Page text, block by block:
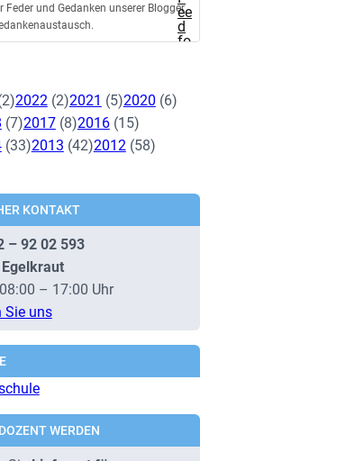
Feder und Gedanken unserer Blogger
2022(2)2021 (5)2020 (6)
(7)2017(8)2016(15)
(33)2013 (42)2012(58)
KONTAKT
– 92 02 593
– 17:00 Uhr
Sie uns
WERDEN